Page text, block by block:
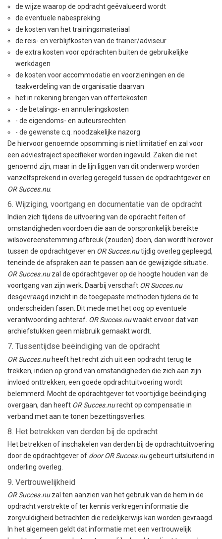
de wijze waarop de opdracht geëvalueerd wordt
de eventuele nabespreking
de kosten van het trainingsmateriaal
de reis- en verblijfkosten van de trainer/adviseur
de extra kosten voor opdrachten buiten de gebruikelijke
werkdagen
de kosten voor accommodatie en voorzieningen en de
taakverdeling van de organisatie daarvan
het in rekening brengen van offertekosten
- de betalings- en annuleringskosten
- de eigendoms- en auteursrechten
- de gewenste c.q. noodzakelijke nazorg
De hiervoor genoemde opsomming is niet limitatief en zal voor
een adviestraject specifieker worden ingevuld. Zaken die niet
genoemd zijn, maar in de lijn liggen van dit onderwerp worden
vanzelfsprekend in overleg geregeld tussen de opdrachtgever en
OR Succes.nu.
6. Wijziging, voortgang en documentatie van de opdracht
Indien zich tijdens de uitvoering van de opdracht feiten of
omstandigheden voordoen die aan de oorspronkelijk bereikte
wilsovereenstemming afbreuk (zouden) doen, dan wordt hierover
tussen de opdrachtgever en OR Succes.nutijdig overleg gepleegd,
teneinde de afspraken aan te passen aan de gewijzigde situatie.
OR Succes.nuzal de opdrachtgever op de hoogte houden van de
voortgang van zijn werk. Daarbij verschaft OR Succes.nu
desgevraagd inzicht in de toegepaste methoden tijdens de te
onderscheiden fasen. Dit mede met het oog op eventuele
verantwoording achteraf. OR Succes.nuwaakt ervoor dat van
archiefstukken geen misbruik gemaakt wordt.
7. Tussentijdse beëindiging van de opdracht
OR Succes.nuheeft het recht zich uit een opdracht terug te
trekken, indien op grond van omstandigheden die zich aan zijn
invloed onttrekken, een goede opdrachtuitvoering wordt
belemmerd. Mocht de opdrachtgever tot voortijdige beëindiging
overgaan, dan heeft OR Succes.nurecht op compensatie in
verband met aan te tonen bezettingsverlies.
8. Het betrekken van derden bij de opdracht
Het betrekken of inschakelen van derden bij de opdrachtuitvoering
door de opdrachtgever of door OR Succes.nugebeurt uitsluitend in
onderling overleg.
9. Vertrouwelijkheid
OR Succes.nuzal ten aanzien van het gebruik van de hem in de
opdracht verstrekte of ter kennis verkregen informatie die
zorgvuldigheid betrachten die redelijkerwijs kan worden gevraagd.
In het algemeen geldt dat informatie met een vertrouwelijk